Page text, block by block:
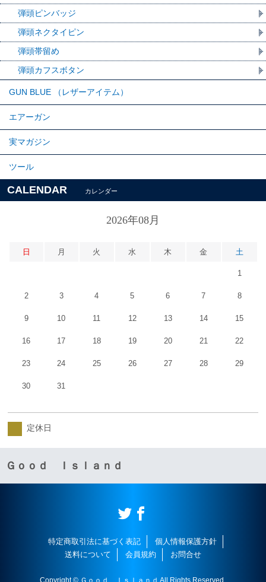
弾頭ピンバッジ
弾頭ネクタイピン
弾頭帯留め
弾頭カフスボタン
GUN BLUE （レザーアイテム）
エアーガン
実マガジン
ツール
CALENDAR カレンダー
2026年08月
日 月 火 水 木 金 土
1
2 3 4 5 6 7 8
9 10 11 12 13 14 15
16 17 18 19 20 21 22
23 24 25 26 27 28 29
30 31
定休日
Ｇｏｏｄ Ｉｓｌａｎｄ
特定商取引法に基づく表記
個人情報保護方針
送料について
会員規約 お問合せ
Copyright © Ｇｏｏｄ Ｉｓｌａｎｄ All Rights Reserved.